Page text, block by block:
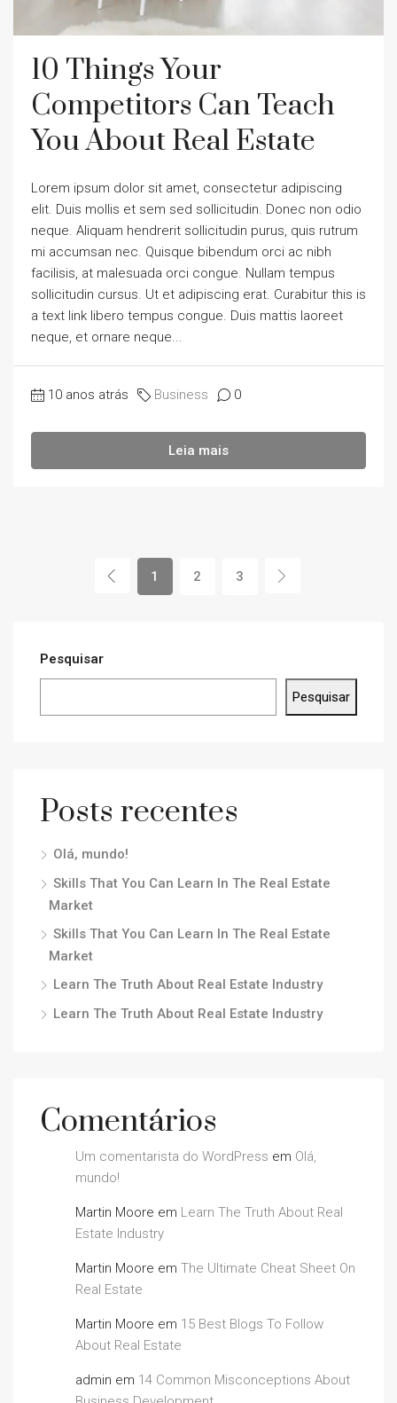
10 Things Your
Competitors Can Teach
You About Real Estate
Lorem ipsum dolor sit amet, consectetur adipiscing
elit. Duis mollis et sem sed sollicitudin. Donec non odio
neque. Aliquam hendrerit sollicitudin purus, quis rutrum
mi accumsan nec. Quisque bibendum orci ac nibh
facilisis, at malesuada orci congue. Nullam tempus
sollicitudin cursus. Ut et adipiscing erat. Curabitur this is
a text link libero tempus congue. Duis mattis laoreet
neque, et ornare neque...
10 anos atrás Business 0
Leia mais
1 2 3
Pesquisar
Pesquisar
Posts recentes
Olá, mundo!
Skills That You Can Learn In The Real Estate
Market
Skills That You Can Learn In The Real Estate
Market
Learn The Truth About Real Estate Industry
Learn The Truth About Real Estate Industry
Comentários
Um comentarista do WordPress em Olá,
mundo!
Martin Moore em Learn The Truth About Real
Estate Industry
Martin Moore em The Ultimate Cheat Sheet On
Real Estate
Martin Moore em 15 Best Blogs To Follow
About Real Estate
admin em 14 Common Misconceptions About